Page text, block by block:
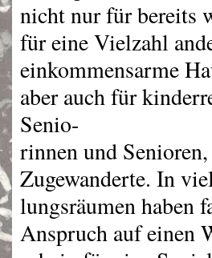
nicht nur für bereits
für eine Vielzahl
einkommensarme
aber auch für
Senio-
rinnen und
Zugewanderte. In
lungsräumen haben
Anspruch auf einen